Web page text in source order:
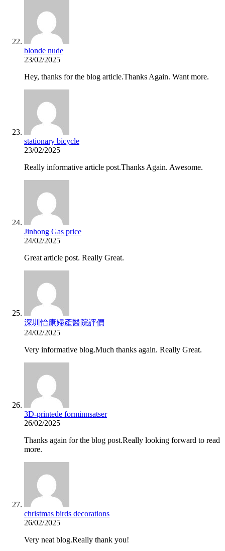
blonde nude
23/02/2025
Hey, thanks for the blog article.Thanks Again. Want more.
stationary bicycle
23/02/2025
Really informative article post.Thanks Again. Awesome.
Jinhong Gas price
24/02/2025
Great article post. Really Great.
深圳怡康婦產醫院評價
24/02/2025
Very informative blog.Much thanks again. Really Great.
3D-printede forminnsatser
26/02/2025
Thanks again for the blog post.Really looking forward to read
more.
christmas birds decorations
26/02/2025
Very neat blog.Really thank you!